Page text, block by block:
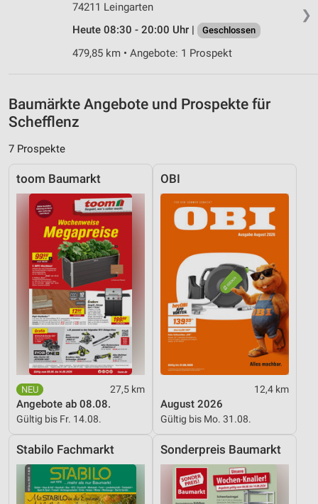
❯
74211 Leingarten
Heute 08:30 - 20:00 Uhr |
Geschlossen
479,85 km • Angebote: 1 Prospekt
Baumärkte Angebote und Prospekte für
Schefflenz
7 Prospekte
toom Baumarkt
27,5 km
Angebote ab 08.08.
Gültig bis Fr. 14.08.
OBI
12,4 km
August 2026
Gültig bis Mo. 31.08.
Stabilo Fachmarkt Sonderpreis Baumarkt
von Inhalten
Verwendung von Profilen zur Auswahl
Messung der Werbeleistung
Messung der Performance von Inhalten
Analyse von Zielgruppen durch Statistiken oder
Quellen
Entwicklung und Verbesserung der Angebote
Verwendung reduzierter Daten zur Auswahl von
Inhalten
IAB-Besonderheiten:
Verwendung genauer Standortdaten
Geräte anhand von aktiv angeforderten
Informationen identifizieren
Nicht-IAB-Verarbeitungszwecke:
Notwendig
Performance
Funktional
Werbung